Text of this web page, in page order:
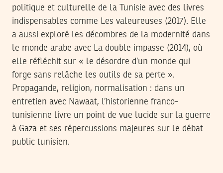
politique et culturelle de la Tunisie avec des livres
indispensables comme Les valeureuses (2017). Elle
a aussi exploré les décombres de la modernité dans
le monde arabe avec La double impasse (2014), où
elle réfléchit sur « le désordre d’un monde qui
forge sans relâche les outils de sa perte ».
Propagande, religion, normalisation : dans un
entretien avec Nawaat, l’historienne franco-
tunisienne livre un point de vue lucide sur la guerre
à Gaza et ses répercussions majeures sur le débat
public tunisien.